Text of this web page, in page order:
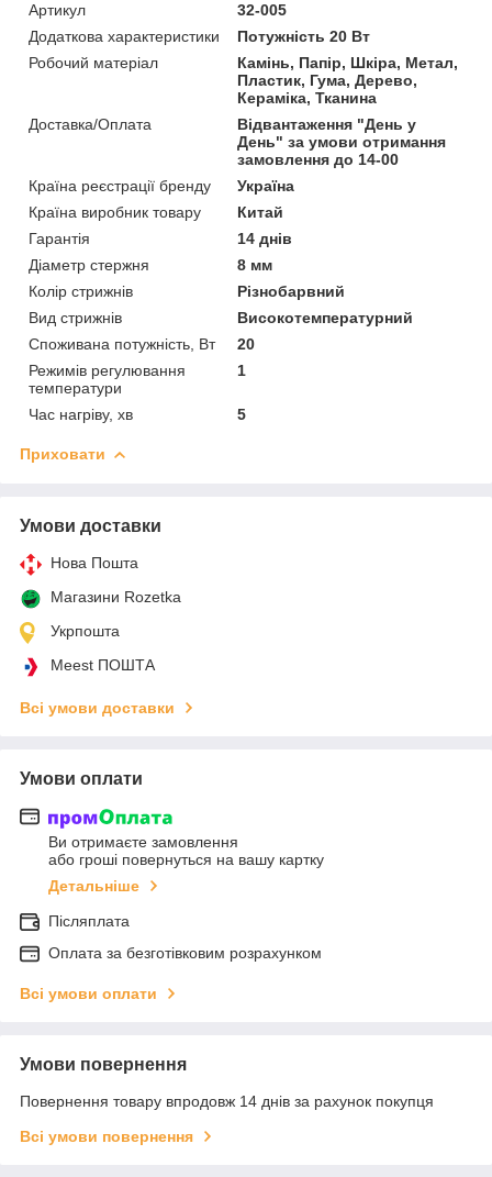
Артикул
32-005
Додаткова характеристики
Потужність 20 Вт
Робочий матеріал
Камінь, Папір, Шкіра, Метал,
Пластик, Гума, Дерево,
Кераміка, Тканина
Доставка/Оплата
Відвантаження "День у
День" за умови отримання
замовлення до 14-00
Країна реєстрації бренду
Україна
Країна виробник товару
Китай
Гарантія
14 днів
Діаметр стержня
8 мм
Колір стрижнів
Різнобарвний
Вид стрижнів
Високотемпературний
Споживана потужність, Вт
20
Режимів регулювання
температури
1
Час нагріву, хв 5
Приховати
Умови доставки
Нова Пошта
Магазини Rozetka
Укрпошта
Meest ПОШТА
Всі умови доставки
Умови оплати
Ви отримаєте замовлення
або гроші повернуться на вашу картку
Детальніше
Післяплата
Оплата за безготівковим розрахунком
Всі умови оплати
Умови повернення
Повернення товару впродовж 14 днів за рахунок покупця
Всі умови повернення